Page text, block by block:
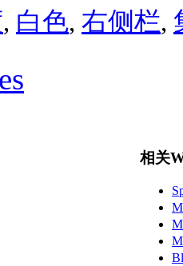
, 白色, 右侧栏,
相关